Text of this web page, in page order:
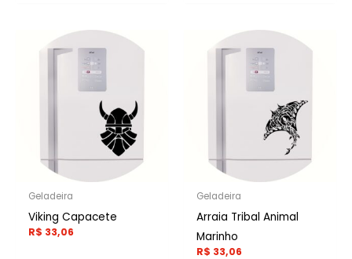
Geladeira
Viking Capacete
R$ 33,06
Geladeira
Arraia Tribal Animal
Marinho
R$ 33,06